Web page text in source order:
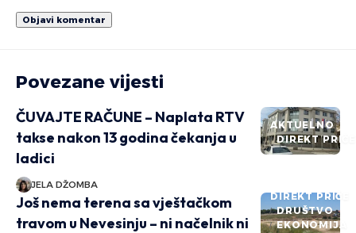
Povezane vijesti
AKTUELNO
DIREKT PRIČE
ČUVAJTE RAČUNE – Naplata RTV
takse nakon 13 godina čekanja u
ladici
JELA DŽOMBA
DIREKT PRIČE
DRUŠTVO
EKONOMIJA
Još nema terena sa vještačkom
travom u Nevesinju – ni načelnik ni